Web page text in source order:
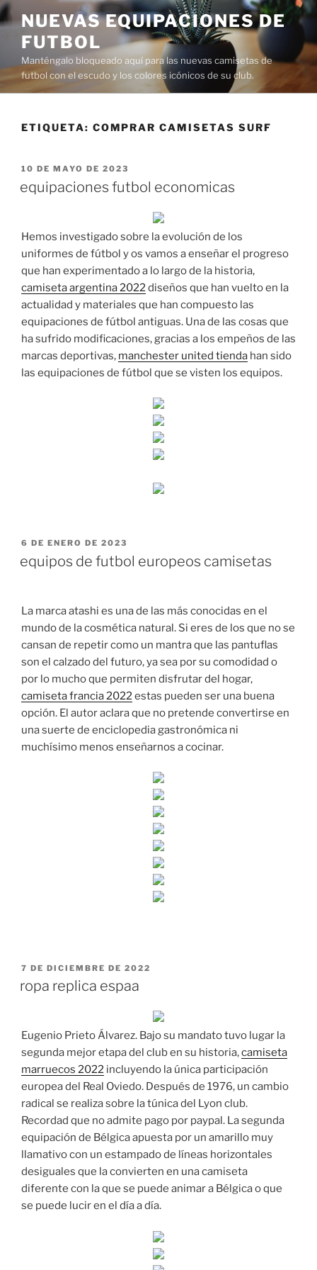
Saltar
al
contenido
NUEVAS EQUIPACIONES DE
FUTBOL
Manténgalo bloqueado aquí para las nuevas camisetas de
futbol con el escudo y los colores icónicos de su club.
ETIQUETA: COMPRAR CAMISETAS SURF
PUBLICADO
10 DE MAYO DE 2023
equipaciones futbol economicas
Hemos investigado sobre la evolución de los
uniformes de fútbol y os vamos a enseñar el progreso
que han experimentado a lo largo de la historia,
camiseta argentina 2022diseños que han vuelto en la
actualidad y materiales que han compuesto las
equipaciones de fútbol antiguas. Una de las cosas que
ha sufrido modificaciones, gracias a los empeños de las
marcas deportivas, manchester united tienda han sido
las equipaciones de fútbol que se visten los equipos.
PUBLICADO
6 DE ENERO DE 2023
equipos de futbol europeos camisetas
La marca atashi es una de las más conocidas en el
mundo de la cosmética natural. Si eres de los que no se
cansan de repetir como un mantra que las pantuflas
son el calzado del futuro, ya sea por su comodidad o
por lo mucho que permiten disfrutar del hogar,
camiseta francia 2022 estas pueden ser una buena
opción. El autor aclara que no pretende convertirse en
una suerte de enciclopedia gastronómica ni
muchísimo menos enseñarnos a cocinar.
PUBLICADO
7 DE DICIEMBRE DE 2022
ropa replica espaa
Eugenio Prieto Álvarez. Bajo su mandato tuvo lugar la
segunda mejor etapa del club en su historia,camiseta
marruecos 2022 incluyendo la única participación
europea del Real Oviedo. Después de 1976, un cambio
radical se realiza sobre la túnica del Lyon club.
Recordad que no admite pago por paypal. La segunda
equipación de Bélgica apuesta por un amarillo muy
llamativo con un estampado de líneas horizontales
desiguales que la convierten en una camiseta
diferente con la que se puede animar a Bélgica o que
se puede lucir en el día a día.